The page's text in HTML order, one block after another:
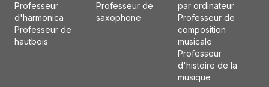
Professeur
d'harmonica
Professeur de
hautbois
Professeur de
saxophone
par ordinateur
Professeur de
composition
musicale
Professeur
d'histoire de la
musique